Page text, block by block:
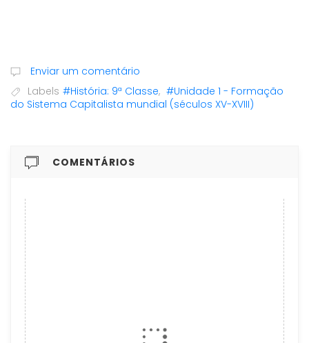
Enviar um comentário
Labels #História: 9ª Classe, #Unidade 1 - Formação
do Sistema Capitalista mundial (séculos XV-XVIII)
COMENTÁRIOS